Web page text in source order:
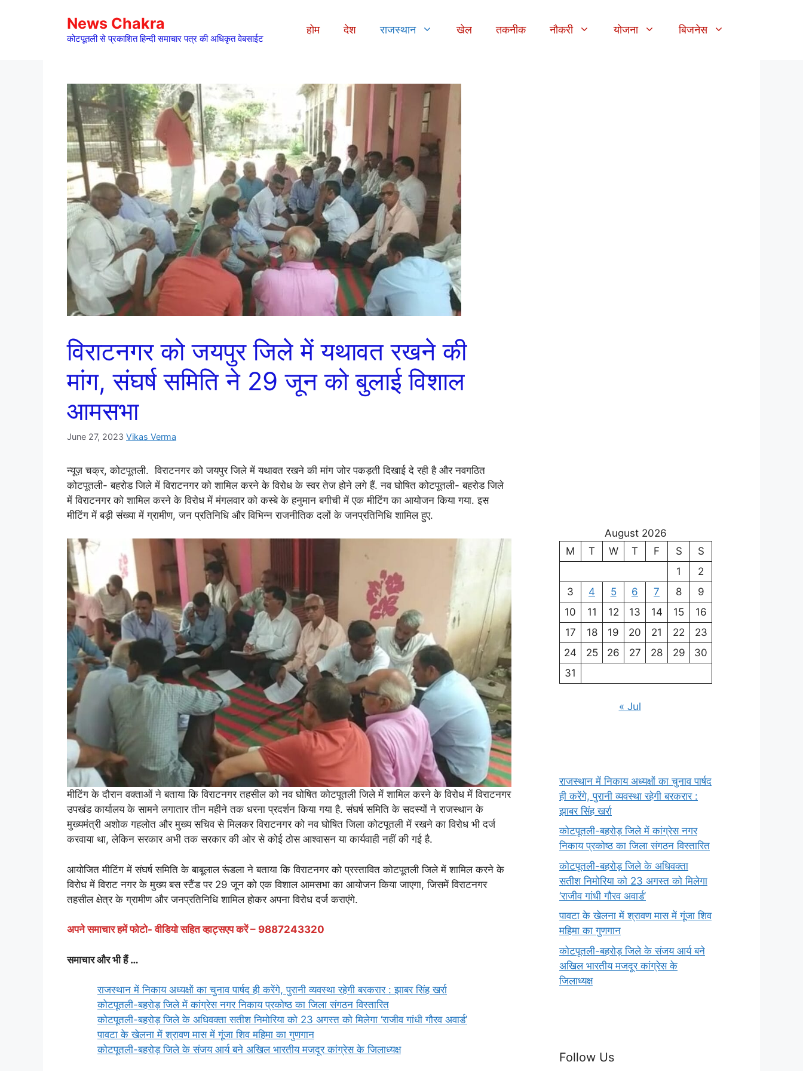
News Chakra
कोटपूतली से प्रकाशित हिन्दी समाचार पत्र की अधिकृत वेबसाईट
होम देश राजस्थान खेल तकनीक नौकरी योजना बिजनेस
विराटनगर को जयपुर जिले में यथावत रखने की
मांग, संघर्ष समिति ने 29 जून को बुलाई विशाल
आमसभा
June 27, 2023 Vikas Verma
न्यूज़ चक्र, कोटपूतली. विराटनगर को जयपुर जिले में यथावत रखने की मांग जोर पकड़ती दिखाई दे रही है और नवगठित
कोटपूतली- बहरोड जिले में विराटनगर को शामिल करने के विरोध के स्वर तेज होने लगे हैं. नव घोषित कोटपूतली- बहरोड जिले
में विराटनगर को शामिल करने के विरोध में मंगलवार को कस्बे के हनुमान बगीची में एक मीटिंग का आयोजन किया गया. इस
मीटिंग में बड़ी संख्या में ग्रामीण, जन प्रतिनिधि और विभिन्न राजनीतिक दलों के जनप्रतिनिधि शामिल हुए.
मीटिंग के दौरान वक्ताओं ने बताया कि विराटनगर तहसील को नव घोषित कोटपूतली जिले में शामिल करने के विरोध में विराटनगर
उपखंड कार्यालय के सामने लगातार तीन महीने तक धरना प्रदर्शन किया गया है. संघर्ष समिति के सदस्यों ने राजस्थान के
मुख्यमंत्री अशोक गहलोत और मुख्य सचिव से मिलकर विराटनगर को नव घोषित जिला कोटपूतली में रखने का विरोध भी दर्ज
करवाया था, लेकिन सरकार अभी तक सरकार की ओर से कोई ठोस आश्वासन या कार्यवाही नहीं की गई है.
आयोजित मीटिंग में संघर्ष समिति के बाबूलाल रूंडला ने बताया कि विराटनगर को प्रस्तावित कोटपूतली जिले में शामिल करने के
विरोध में विराट नगर के मुख्य बस स्टैंड पर 29 जून को एक विशाल आमसभा का आयोजन किया जाएगा, जिसमें विराटनगर
तहसील क्षेत्र के ग्रामीण और जनप्रतिनिधि शामिल होकर अपना विरोध दर्ज कराएंगे.
अपने समाचार हमें फोटो- वीडियो सहित व्हाट्सएप करें – 9887243320
समाचार और भी हैं …
राजस्थान में निकाय अध्यक्षों का चुनाव पार्षद ही करेंगे, पुरानी व्यवस्था रहेगी बरकरार : झाबर सिंह खर्रा
कोटपूतली-बहरोड़ जिले में कांग्रेस नगर निकाय प्रकोष्ठ का जिला संगठन विस्तारित
कोटपूतली-बहरोड़ जिले के अधिवक्ता सतीश निमोरिया को 23 अगस्त को मिलेगा ‘राजीव गांधी गौरव अवार्ड’
पावटा के खेलना में श्रावण मास में गूंजा शिव महिमा का गुणगान
कोटपूतली-बहरोड़ जिले के संजय आर्य बने अखिल भारतीय मजदूर कांग्रेस के जिलाध्यक्ष
August 2026
M
T W T F S
S
1
2
3
4 5 6 7 8
9
10
11 12 13 14 15
16
17
18 19 20 21 22
23
24
25 26 27 28 29
30
31
« Jul
राजस्थान में निकाय अध्यक्षों का चुनाव पार्षद
ही करेंगे, पुरानी व्यवस्था रहेगी बरकरार :
झाबर सिंह खर्रा
कोटपूतली-बहरोड़ जिले में कांग्रेस नगर
निकाय प्रकोष्ठ का जिला संगठन विस्तारित
कोटपूतली-बहरोड़ जिले के अधिवक्ता
सतीश निमोरिया को 23 अगस्त को मिलेगा
‘राजीव गांधी गौरव अवार्ड’
पावटा के खेलना में श्रावण मास में गूंजा शिव
महिमा का गुणगान
कोटपूतली-बहरोड़ जिले के संजय आर्य बने
अखिल भारतीय मजदूर कांग्रेस के
जिलाध्यक्ष
Follow Us